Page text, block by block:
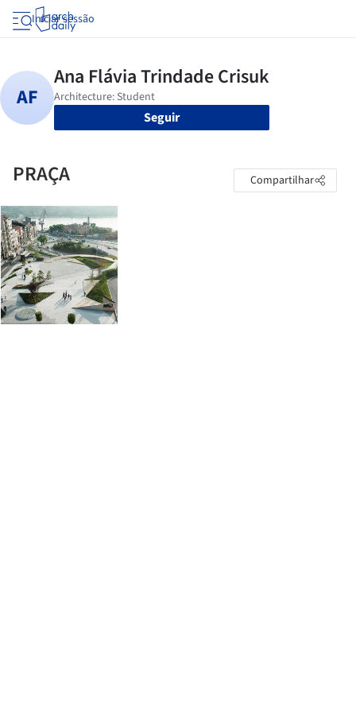
Iniciar sessão
Seguir
PRAÇA Compartilhar